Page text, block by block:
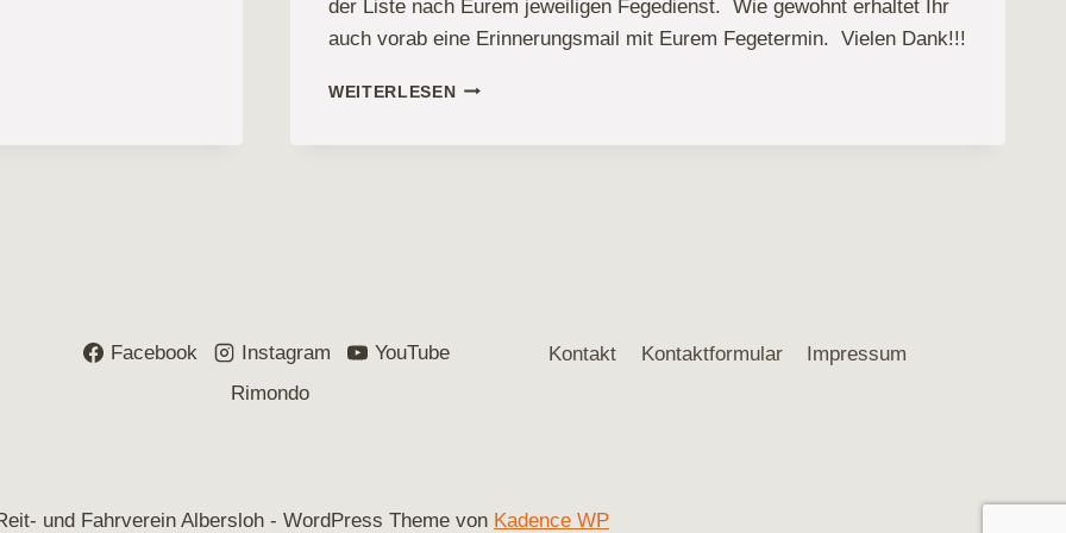
der Liste nach Eurem jeweiligen Fegedienst. Wie gewohnt erhaltet Ihr
auch vorab eine Erinnerungsmail mit Eurem Fegetermin. Vielen Dank!!!
WEITERLESENFEGEPLAN
Facebook Instagram
YouTube
Rimondo
Kontakt Kontaktformular Impressum
und Fahrverein Albersloh - WordPress Theme von Kadence WP